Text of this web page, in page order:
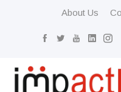
About Us